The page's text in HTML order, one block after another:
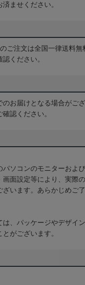
ませください。
ご注文は全国一律送料無
認ください。
お届けとなる場合がご
確認ください。
ソコンのモニターおよ
画面設定等により、実際
います。あらかじめご了
は、パッケージやデザイ
がございます。